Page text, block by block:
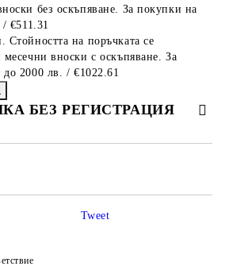
без оскъпяване. За покупки на
€511.31
на поръчката се
месечни вноски с оскъпяване. За
2000 лв. / €1022.61
БЕЗ РЕГИСТРАЦИЯ
в рамките на работния ден.
Tweet